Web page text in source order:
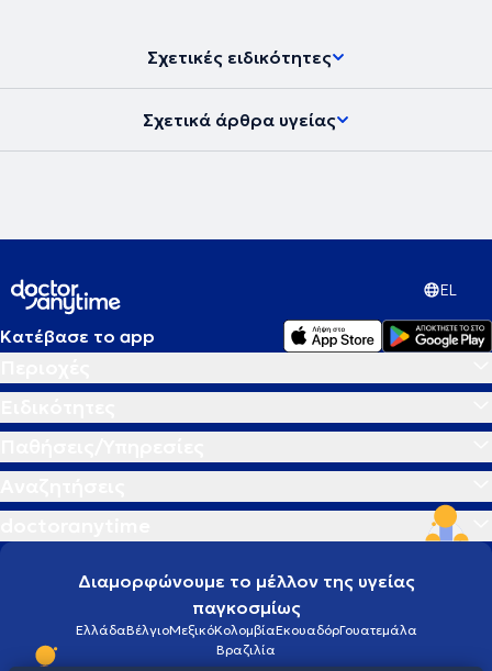
Σχετικές ειδικότητες
Σχετικά άρθρα υγείας
EL
Κατέβασε το app
Διαμορφώνουμε το μέλλον της υγείας
παγκοσμίως
ΕλλάδαΒέλγιοΜεξικόΚολομβίαΕκουαδόρΓουατεμάλα
Βραζιλία